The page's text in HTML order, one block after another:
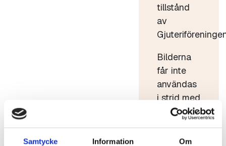
Samtycke Information Om
tillstånd
av
Bilderna
får inte
användas
i strid med
god sed.
Bilderna
får inte